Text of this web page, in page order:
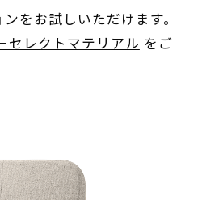
をお試しいただけます。
セレクトマテリアル をご